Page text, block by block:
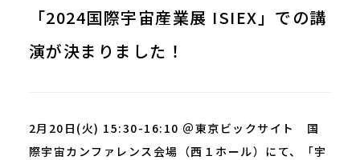
「2024国際宇宙産業展 ISIEX」での講
演が決まりました！
2月20日(火) 15:30-16:10 ＠東京ビックサイト 国
際宇宙カンファレンス会場（西１ホール）にて、「宇